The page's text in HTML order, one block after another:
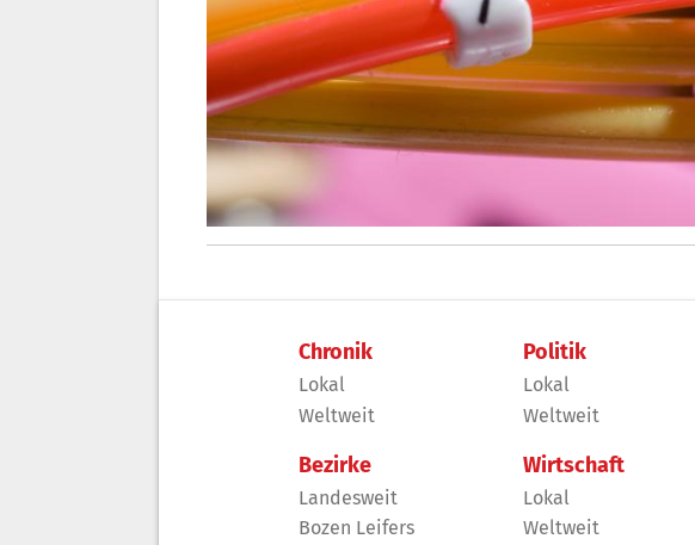
Chronik
Lokal
Weltweit
Bezirke
Landesweit
Bozen Leifers
Politik
Lokal
Weltweit
Wirtschaft
Lokal
Weltweit